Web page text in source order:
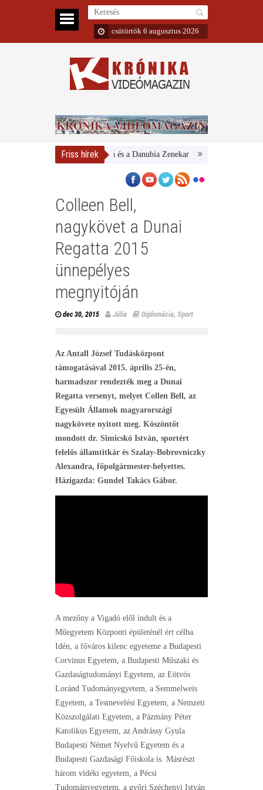
csütörtök 6 augusztus 2026
Friss hírek
Magyar Nemzeti Galéria és a Danubia Zenekar Bemutatta 2024/25-
Colleen Bell,
nagykövet a Dunai
Regatta 2015
ünnepélyes
megnyitóján
dec 30, 2015 Júlia Diplomácia, Sport
Az Antall József Tudásközpont
támogatásával 2015. április 25-én,
harmadszor rendezték meg a Dunai
Regatta versenyt, melyet Collen Bell, az
Egyesült Államok magyarországi
nagykövete nyitott meg. Köszöntőt
mondott dr. Simicskó István, sportért
felelős államtitkár és Szalay-Bobrovniczky
Alexandra, főpolgármester-helyettes.
Házigazda: Gundel Takács Gábor.
A mezőny a Vigadó elől indult és a
Műegyetem Központi épületénél ért célba.
Idén, a főváros kilenc egyeteme a Budapesti
Corvinus Egyetem, a Budapesti Műszaki és
Gazdaságtudományi Egyetem, az Eötvös
Loránd Tudományegyetem, a Semmelweis
Egyetem, a Testnevelési Egyetem, a Nemzeti
Közszolgálati Egyetem, a Pázmány Péter
Katolikus Egyetem, az Andrássy Gyula
Budapesti Német Nyelvű Egyetem és a
Budapesti Gazdasági Főiskola is. Másrészt
három vidéki egyetem, a Pécsi
Tudományegyetem, a győri Széchenyi István